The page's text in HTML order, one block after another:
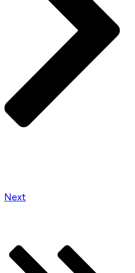
Next